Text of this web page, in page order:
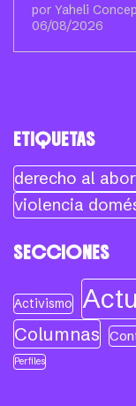
por Yaheli
06/08/2026
ETIQUETAS
derecho al
violencia
SECCIONES
Activismo
Columnas
Perfiles